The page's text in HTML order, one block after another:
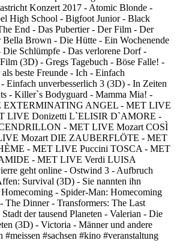
Konzert 2017 - Atomic Blonde -
High School - Bigfoot Junior - Black
End - Das Pubertier - Der Film - Der
Bella Brown - Die Hütte - Ein Wochenende
Schlümpfe - Das verlorene Dorf -
(3D) - Gregs Tagebuch - Böse Falle! -
beste Freunde - Ich - Einfach
Einfach unverbesserlich 3 (3D) - In Zeiten
- Killer`s Bodyguard - Mamma Mia! -
EXTERMINATING ANGEL - MET LIVE
LIVE Donizetti L`ELISIR D`AMORE -
- MET LIVE Mozart COSÌ
Mozart DIE ZAUBERFLÖTE - MET
- MET LIVE Puccini TOSCA - MET
- MET LIVE Verdi LUISA
geht online - Ostwind 3 - Aufbruch
Survival (3D) - Sie nannten ihn
- Spider-Man: Homecoming
The Dinner - Transformers: The Last
der tausend Planeten - Valerian - Die
(3D) - Victoria - Männer und andere
#meissen #sachsen #kino #veranstaltung